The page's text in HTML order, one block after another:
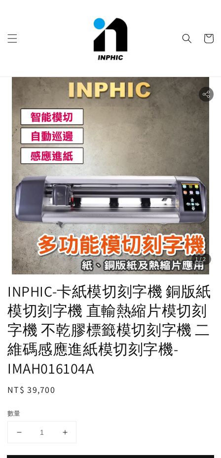
1/2
INPHIC-卡紙模切刻字機 銅版紙
模切刻字機 直輸熱縮片模切刻
字機 不乾膠標籤模切刻字機 二
維碼感應進紙模切刻字機-
IMAH016104A
Regular
NT$ 39,700
數量